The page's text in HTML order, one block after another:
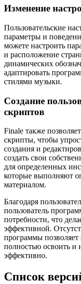
Изменение
Пользовательские
параметры и
можете настроить
и расположение
динамических
адаптировать
стилями музыки.
Создание
скриптов
Finale также
скрипты, чтобы
создания и
создать свои
для определенных
которые выполняют
материалом.
Благодаря
пользователь
потребности, что
эффективной.
программы
полностью освоить и
эффективно.
Список